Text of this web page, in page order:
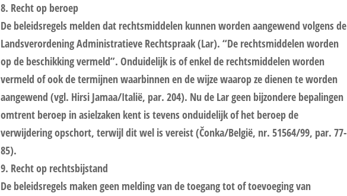
8. Recht op beroep
De beleidsregels melden dat rechtsmiddelen kunnen worden aangewend volgens de
Landsverordening Administratieve Rechtspraak (Lar). “De rechtsmiddelen worden
op de beschikking vermeld”. Onduidelijk is of enkel de rechtsmiddelen worden
vermeld of ook de termijnen waarbinnen en de wijze waarop ze dienen te worden
aangewend (vgl. Hirsi Jamaa/Italië, par. 204). Nu de Lar geen bijzondere bepalingen
omtrent beroep in asielzaken kent is tevens onduidelijk of het beroep de
verwijdering opschort, terwijl dit wel is vereist (Čonka/België, nr. 51564/99, par. 77-
85).
9. Recht op rechtsbijstand
De beleidsregels maken geen melding van de toegang tot of toevoeging van